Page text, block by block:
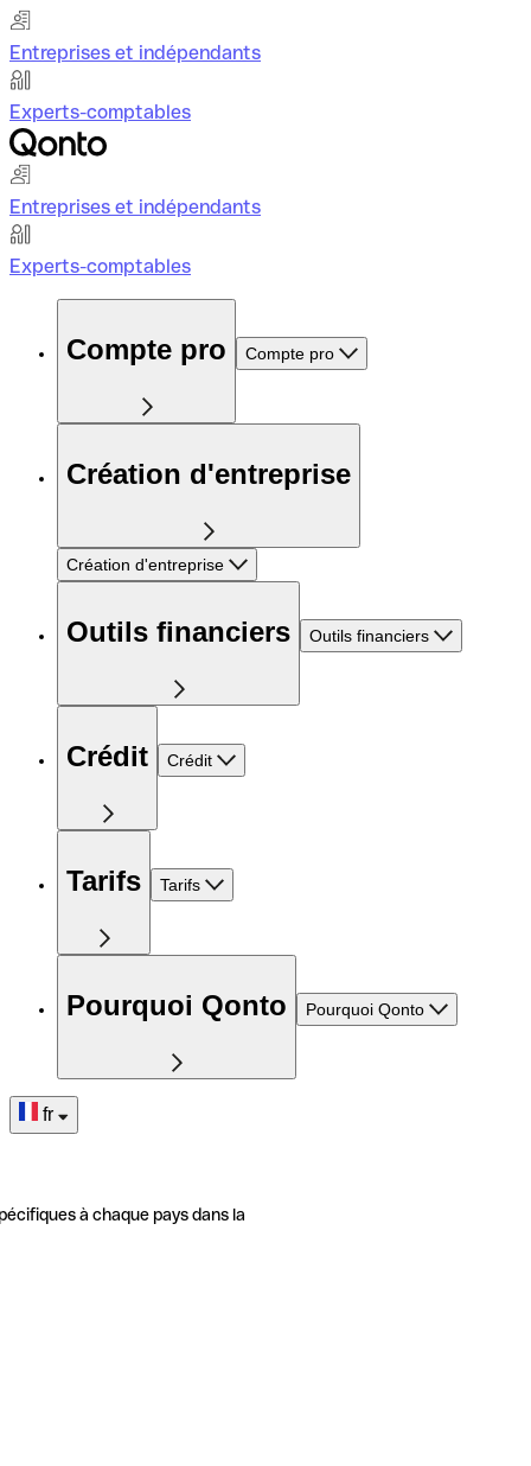
Entreprises et indépendants
Experts-comptables
Entreprises et indépendants
Experts-comptables
Compte pro Compte pro
Création d'entreprise
Création d'entreprise
Outils financiers Outils financiers
Crédit Crédit
Tarifs Tarifs
Pourquoi Qonto Pourquoi Qonto
fr
à chaque pays dans la